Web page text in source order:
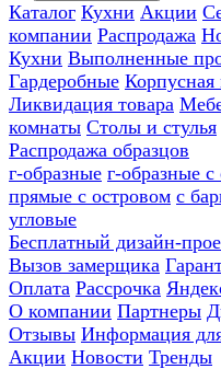
Каталог Кухни Акции
компании Распродажа
Кухни Выполненные
Гардеробные Корпусная
Ликвидация товара
комнаты Столы и стулья
Распродажа образцов
г-образные г-образные
прямые с островом с
угловые
Бесплатный дизайн-
Вызов замерщика
Оплата Рассрочка
О компании Партнеры
Отзывы Информация
Акции Новости Тренды